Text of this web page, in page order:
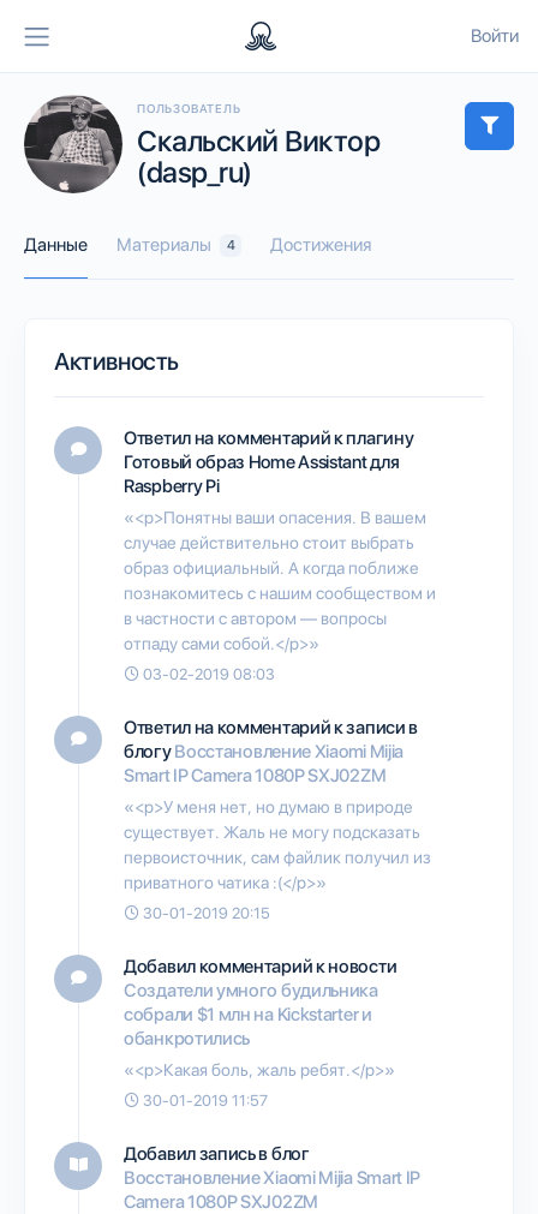
Войти
ПОЛЬЗОВАТЕЛЬ
Скальский Виктор
(dasp_ru)
Данные Материалы 4 Достижения
Активность
Ответил на комментарий к плагину
Готовый образ Home Assistant для
Raspberry Pi
«<p>Понятны ваши опасения. В вашем
случае действительно стоит выбрать
образ официальный. А когда поближе
познакомитесь с нашим сообществом и
в частности с автором — вопросы
отпаду сами собой.</p>»
03-02-2019 08:03
Ответил на комментарий к записи в
блогуВосстановление Xiaomi Mijia
Smart IP Camera 1080P SXJ02ZM
«<p>У меня нет, но думаю в природе
существует. Жаль не могу подсказать
первоисточник, сам файлик получил из
приватного чатика :(</p>»
30-01-2019 20:15
Добавил комментарий к новости
Создатели умного будильника
собрали $1 млн на Kickstarter и
обанкротились
«<p>Какая боль, жаль ребят.</p>»
30-01-2019 11:57
Добавил запись в блог
Восстановление Xiaomi Mijia Smart IP
Camera 1080P SXJ02ZM